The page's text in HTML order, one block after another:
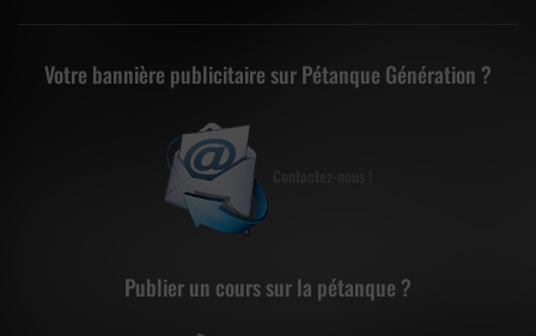
Votre bannière publicitaire sur Pétanque Génération ?
Publier un cours sur la pétanque ?